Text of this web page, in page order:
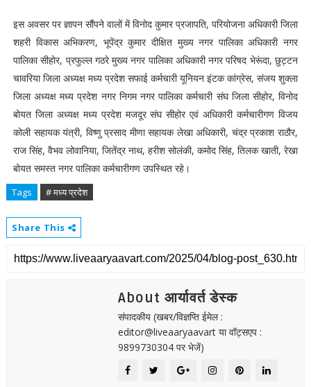
इस अवसर पर ज्ञापन सौंपने वालों में विनोद कुमार प्रजापति, परियोजना अधिकारी जिला
शहरी विकास अभिकरण, भूपेंद्र कुमार दीक्षित मुख्य नगर पालिका अधिकारी नगर
पालिका सीहोर, प्रफुल्ल गठरे मुख्य नगर पालिका अधिकारी नगर परिषद भेरूंदा, छुट्टन
चावरिया जिला अध्यक्ष मध्य प्रदेश सफाई कर्मचारी यूनियन इंटक कांग्रेस, संजय शुक्ला
जिला अध्यक्ष मध्य प्रदेश नगर निगम नगर पालिका कर्मचारी संघ जिला सीहोर, विनोद
बोयत जिला अध्यक्ष मध्य प्रदेश मजदूर संघ सीहोर एवं अधिकारी कर्मचारीगण विजय
कोली सहायक यंत्री, विष्णु प्रसाद मीणा सहायक लेखा अधिकारी, चंद्र प्रकाश राठौर,
राज सिंह, वैभव लोवानिया, जितेंद्र नाथ, हरीश सोलंकी, कमोद सिंह, तिलक खाती, रेखा
बोयत समस्त नगर पालिका कर्मचारीगण उपस्थित रहे।
Tags # मध्य प्रदेश
Share This
About आर्यावर्त डेस्क
संपादकीय (खबर/विज्ञप्ति ईमेल :
editor@liveaaryaavart या वॉट्सएप :
9899730304 पर भेजें)